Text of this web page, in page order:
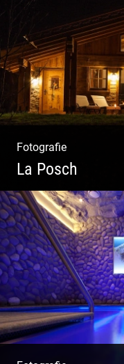
Übersetzung &
Texting | Feine
Fotografie
La Posch
Kuschelige
Luxuriöse